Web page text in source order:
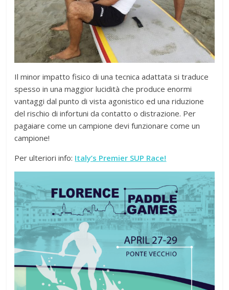
Il minor impatto fisico di una tecnica adattata si traduce
spesso in una maggior lucidità che produce enormi
vantaggi dal punto di vista agonistico ed una riduzione
del rischio di infortuni da contatto o distrazione. Per
pagaiare come un campione devi funzionare come un
campione!
Per ulteriori info: Italy’s Premier SUP Race!